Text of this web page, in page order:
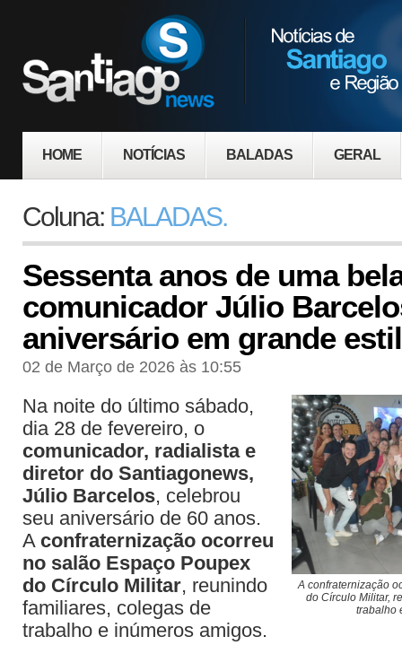
HOME NOTÍCIAS BALADAS GERAL
Coluna: BALADAS.
Sessenta anos de uma
comunicador Júlio
aniversário em grande
02 de Março de 2026 às 10:55
A confraternização
do Círculo Militar,
trabalho
Na noite do último sábado,
dia 28 de fevereiro, o
comunicador, radialista e
diretor do Santiagonews,
Júlio Barcelos, celebrou
seu aniversário de 60 anos.
A confraternização ocorreu
no salão Espaço Poupex
do Círculo Militar, reunindo
familiares, colegas de
trabalho e inúmeros amigos.